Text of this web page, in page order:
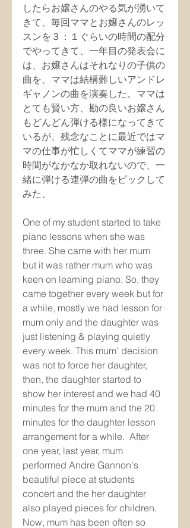
したらお嬢さんのやる気が湧いて
きて、毎回ママとお嬢さんのレッ
スンを３：１ぐらいの時間の配分
でやってきて、一年目の発表会に
は、お嬢さんはそれなりの子供の
曲を、ママは結構難しいアンドレ
ギャノンの曲を演奏した。ママは
とても賢い方、勘の良いお嬢さん
もどんどん弾ける様になってきて
いるが、残念なことに最近ではマ
マの仕事が忙しくてママが練習の
時間がなかなか取れないので、一
緒に弾ける連弾の曲をピックして
みた、
One of my student started to take
piano lessons when she was
three. She came with her mum
but it was rather mum who was
keen on learning piano. So, they
came together every week but for
a while, mostly we had lesson for
mum only and the daughter was
just listening & playing quietly
every week. This mum' decision
was not to force her daughter,
then, the daughter started to
show her interest and we had 40
minutes for the mum and the 20
minutes for the daughter lesson
arrangement for a while.  After
one year, last year, mum
performed Andre Gannon's
beautiful piece at students
concert and the her daughter
also played pieces for children.
Now, mum has been often so